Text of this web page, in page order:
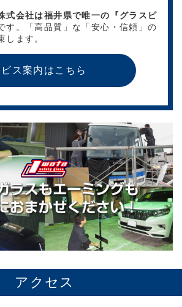
式会社は福井県で唯一の『グラスピ
す。
「高品質」な「安心・信頼」の
します。
ス案内はこちら
アクセス